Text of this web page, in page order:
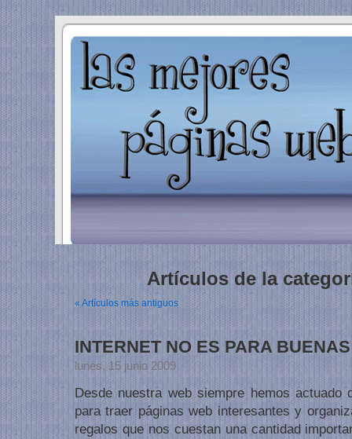
Artículos de la
« Artículos más antiguos
INTERNET NO ES PARA
lunes, 15 junio 2009
Desde nuestra web siempre hemos actuado
para traer páginas web interesantes y
regalos que nos cuestan una cantidad